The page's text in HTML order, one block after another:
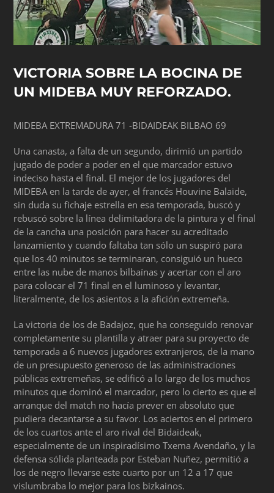
VICTORIA SOBRE LA BOCINA DE
UN MIDEBA MUY REFORZADO.
MIDEBA EXTREMADURA 71 -BIDAIDEAK BILBAO 69
Una canasta, a falta de un segundo, dirimió un partido
jugado de poder a poder en el que marcador estuvo
indeciso hasta el final. El mejor de los jugadores del
MIDEBA en la tarde de ayer, el francés Houvine Balaide,
sin duda su fichaje estrella en esa temporada, buscó y
rebuscó sobre la línea delimitadora de la pintura y el final
de la cancha una posición para hacer su acreditado
lanzamiento y cuando faltaba tan sólo un suspiró para
que los 40 minutos se terminaran, consiguió un hueco
entre las nube de manos bilbaínas y acertar con el aro
para colocar el 71 final en el luminoso y levantar,
literalmente, de los asientos a la afición extremeña.
La victoria de los de Badajoz, que ha conseguido renovar
completamente su plantilla y atraer para su proyecto de
temporada a 6 nuevos jugadores extranjeros, de la mano
de un presupuesto generoso de las administraciones
públicas extremeñas, se edificó a lo largo de los muchos
minutos que dominó el marcador, pero lo cierto es que el
arranque del match no hacía prever en absoluto que
pudiera decantarse a su favor. Los aciertos en el primero
de los cuartos ante el aro rival del Bidaideak,
especialmente de un inspiradísimo Txema Avendaño, y la
defensa sólida planteada por Esteban Nuñez, permitió a
los de negro llevarse este cuarto por un 12 a 17 que
vislumbraba lo mejor para los bizkainos.